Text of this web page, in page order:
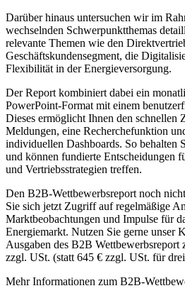
Darüber hinaus untersuchen wir im
wechselnden Schwerpunktthemas
relevante Themen wie den
Geschäftskundensegment, die
Flexibilität in der Energieversorgung.
Der Report kombiniert dabei ein
PowerPoint-Format mit einem
Dieses ermöglicht Ihnen den schnellen
Meldungen, eine Recherchefunktion
individuellen Dashboards. So behalten
und können fundierte Entscheidungen
und Vertriebsstrategien treffen.
Den B2B-Wettbewerbsreport noch
Sie sich jetzt Zugriff auf regelmäßige
Marktbeobachtungen und Impulse für
Energiemarkt. Nutzen Sie gerne unser
Ausgaben des B2B Wettbewerbsreport
zzgl. USt. (statt 645 € zzgl. USt. für
Mehr Informationen zum B2B-